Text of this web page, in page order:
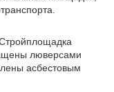
люверсами
асбестовым